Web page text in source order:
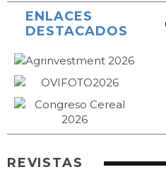
ENLACES
DESTACADOS
REVISTAS